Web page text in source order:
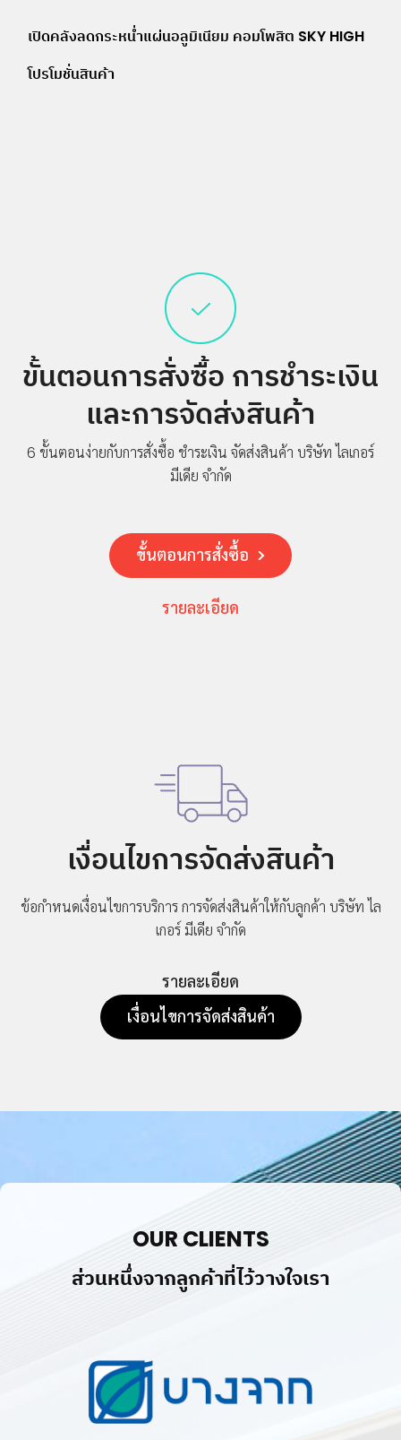
แนะแนว
เรื่อง
โปรโมชั่นสินค้า
เปิดคลังลดกระหน่ำแผ่นอลูมิเนียม คอมโพสิต SKY HIGH
ขั้นตอนการสั่งซื้อ การชำระเงิน
และการจัดส่งสินค้า
6 ขั้นตอนง่ายกับการสั่งซื้อ ชำระเงิน จัดส่งสินค้า บริษัท ไลเกอร์
มีเดีย จำกัด
รายละเอียด
ขั้นตอนการสั่งซื้อ
เงื่อนไขการจัดส่งสินค้า
ข้อกำหนดเงื่อนไขการบริการ การจัดส่งสินค้าให้กับลูกค้า บริษัท ไล
เกอร์ มีเดีย จำกัด
รายละเอียด
เงื่อนไขการจัดส่งสินค้า
OUR CLIENTS
ส่วนหนึ่งจากลูกค้าที่ไว้วางใจเรา